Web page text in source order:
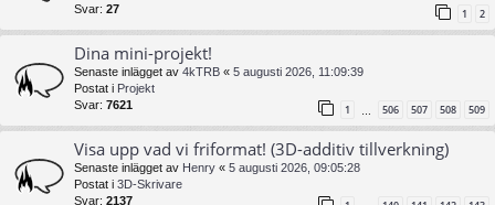
Svar: 27 1 2
Dina mini-projekt!
Senaste inlägget av 4kTRB « 5 augusti 2026, 11:09:39
Postat i Projekt
Svar: 7621 1 506 507 508 509
Visa upp vad vi friformat! (3D-additiv tillverkning)
Senaste inlägget av Henry « 5 augusti 2026, 09:05:28
Postat i 3D-Skrivare
Svar: 2137